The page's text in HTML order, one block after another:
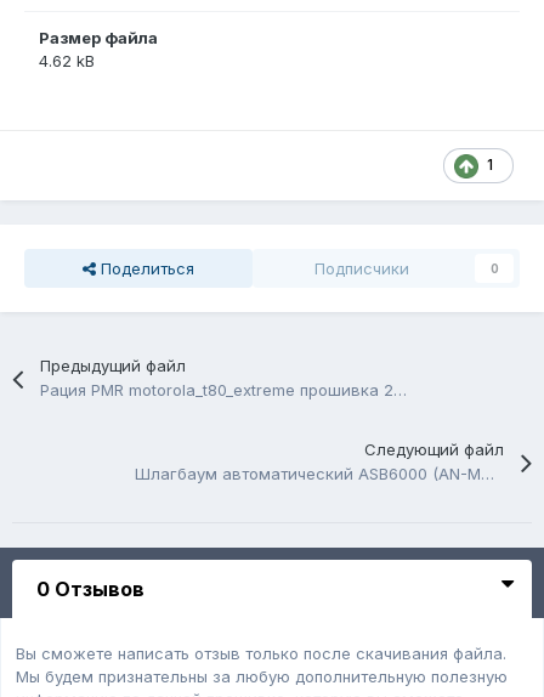
Размер файла
4.62 kB
1
Поделиться Подписчики 0
Предыдущий файл
Рация PMR motorola_t80_extreme прошивка 24С02
Следующий файл
Шлагбаум автоматический ASB6000 (AN-MOTORS)
0 Отзывов
Вы сможете написать отзыв только после скачивания файла.
Мы будем признательны за любую дополнительную полезную